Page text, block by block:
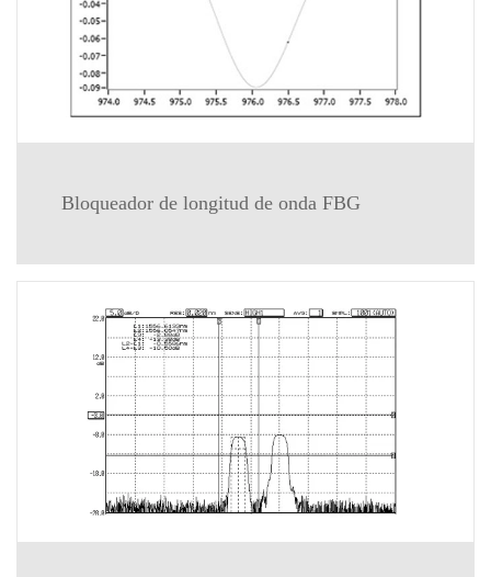
Bloqueador de longitud de onda FBG